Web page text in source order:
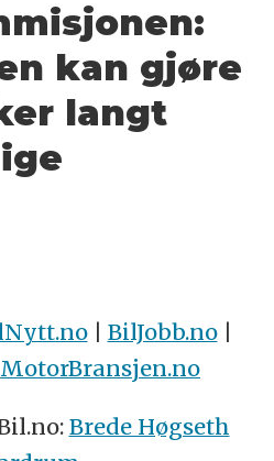
kan gjøre
langt
| BilJobb.no|
MotorBransjen.no
Brede Høgseth